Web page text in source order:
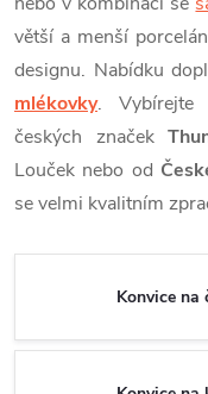
větší a menší
designu. Nabídku
mlékovky. Vybírejte
českých značek
Louček nebo od
se velmi kvalitním
Konvice na